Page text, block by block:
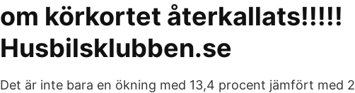
om körkortet återkallats!!!!!
Husbilsklubben.se
Det är inte bara en ökning med 13,4 procent jämfört med